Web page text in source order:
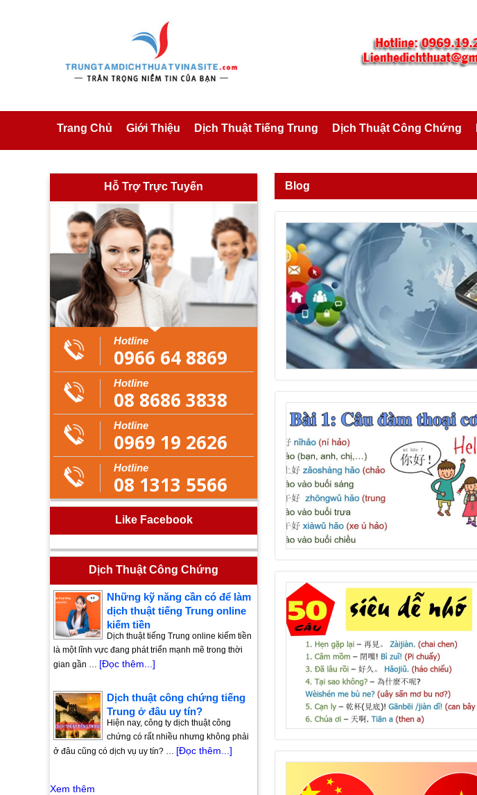
Trang Chủ Giới Thiệu Dịch Thuật Tiếng Trung Dịch Thuật Công Chứng
Blog
Hỗ Trợ Trực Tuyến
Hotline
0966 64 8869
Hotline
08 8686 3838
Hotline
0969 19 2626
Hotline
08 1313 5566
Like Facebook
Dịch Thuật Công Chứng
Những kỹ năng cần có để làm
dịch thuật tiếng Trung online
kiếm tiền
Dịch thuật tiếng Trung online kiếm tiền
là một lĩnh vực đang phát triển mạnh mẽ trong thời
gian gần … [Đọc thêm...]
Dịch thuật công chứng tiếng
Trung ở đâu uy tín?
Hiện nay, công ty dịch thuật công
chứng có rất nhiều nhưng không phải
ở đâu cũng có dịch vụ uy tín? … [Đọc thêm...]
Xem thêm